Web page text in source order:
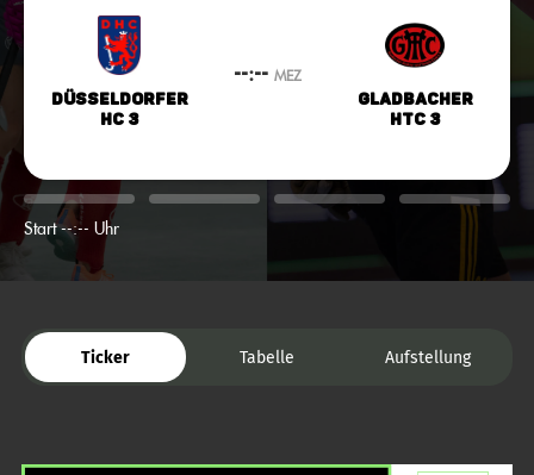
Düsseldorfer
HC 3
--:-- MEZ
Gladbacher
HTC 3
Start --:-- Uhr
Ticker Tabelle Aufstellung